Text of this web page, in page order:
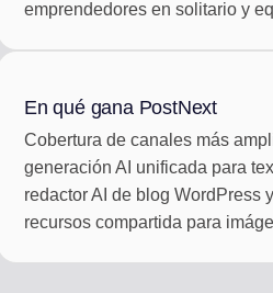
emprendedores en solitario y
En qué gana PostNext
Cobertura de canales más
generación AI unificada para
redactor AI de blog WordPress
recursos compartida para